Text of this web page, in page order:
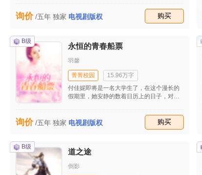
红蛇岛的黑帮老大，更没想到这次去旅行会
遭人暗算！丧失生命；而叶天帆则是个绝色
话，毅然把自己美国的产业占拖于美国的死
累累的梦氏集团，叶俊帆能力卓越，不到半
年时间，就还请了公司的所有欠款，在短短
半年时间就为梦氏集团净赚了过亿，可惜，
父亲已病入膏肓，离去时，欣慰的抓住叶氏
兄弟二人的手说：要他们兄弟要团结互助，
理，处理公司一切大小事物，而天明则任公
司的挂名老板，深知天明不好经商，喜欢自
由自在游访山水，当画家，所以父亲特做这
询价 /五年 独家 电视剧版权 购买
B级
永恒的青春船票
羽馨
菁菁校园
15.96万字
付佳妮即将是一名大学生了，在这个漫长的
假期里，她安静的数着日历上的日子，对于
松了。父母也一直鼓励付佳妮好好学习，等
到大学的时候就可以轻松一些。好像全世界
佳妮不了解大学究竟是什么样子，听说并不
像高中那样每天都在上课，相反有的时候甚
至一整天都没有课呢。付佳妮也在一些青春
偶像剧里看到过，很多大学生会利用周末出
询价 /五年 独家 电视剧版权 购买
B级
道之途
倒影